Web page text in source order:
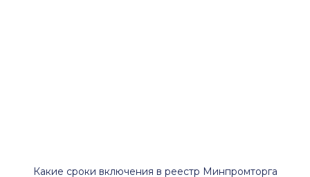
Какие сроки включения в реестр Минпромторга